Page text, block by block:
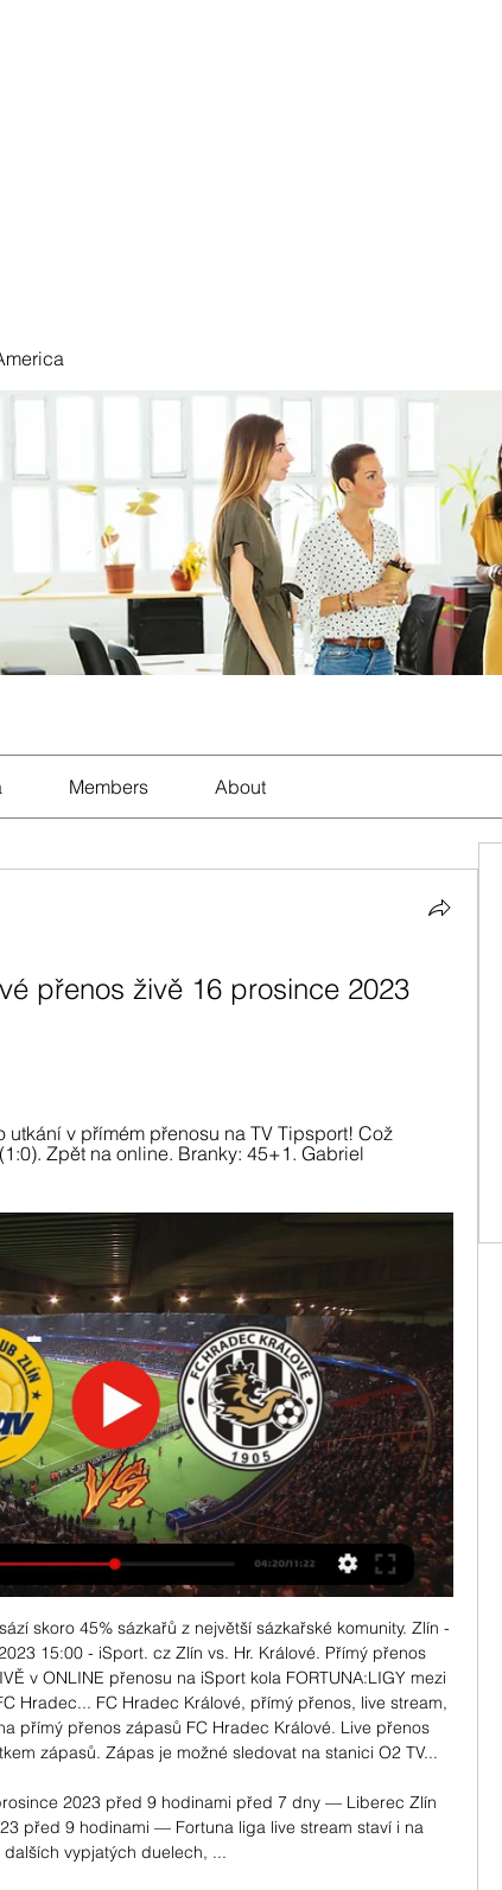
Members About
přenos živě 16 prosince 2023
v přímém přenosu na TV Tipsport! Což
Zpět na online. Branky: 45+1. Gabriel
skoro 45% sázkařů z největší sázkařské komunity. Zlín -
15:00 - iSport. cz Zlín vs. Hr. Králové. Přímý přenos
v ONLINE přenosu na iSport kola FORTUNA:LIGY mezi
Hradec... FC Hradec Králové, přímý přenos, live stream,
přímý přenos zápasů FC Hradec Králové. Live přenos
zápasů. Zápas je možné sledovat na stanici O2 TV...
2023 před 9 hodinami před 7 dny — Liberec Zlín
před 9 hodinami — Fortuna liga live stream staví i na
dalších vypjatých duelech, ...